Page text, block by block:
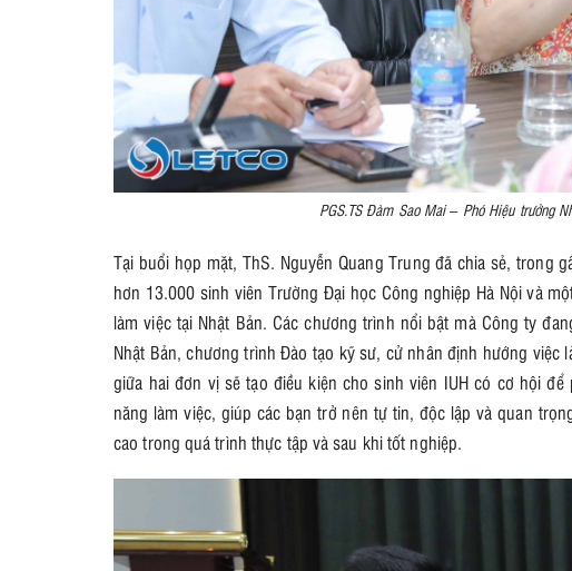
PGS.TS Đàm Sao Mai – Phó Hiệu trưởng
Tại buổi họp mặt, ThS. Nguyễn Quang Trung đã chia sẻ, trong
hơn 13.000 sinh viên Trường Đại học Công nghiệp Hà Nội và
làm việc tại Nhật Bản. Các chương trình nổi bật mà Công ty
Nhật Bản, chương trình Đào tạo kỹ sư, cử nhân định hướng
giữa hai đơn vị sẽ tạo điều kiện cho sinh viên IUH có cơ hội
năng làm việc, giúp các bạn trở nên tự tin, độc lập và quan
cao trong quá trình thực tập và sau khi tốt nghiệp.